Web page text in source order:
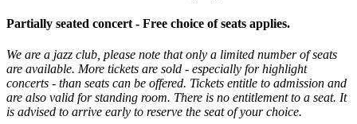
Partially seated concert - Free choice of seats applies.
We are a jazz club, please note that only a limited number of seats
are available. More tickets are sold - especially for highlight
concerts - than seats can be offered. Tickets entitle to admission and
are also valid for standing room. There is no entitlement to a seat. It
is advised to arrive early to reserve the seat of your choice.